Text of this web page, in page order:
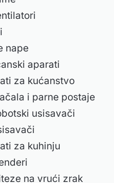
nape
aparati
za kućanstvo
i parne postaje
usisavači
za kuhinju
na vrući zrak